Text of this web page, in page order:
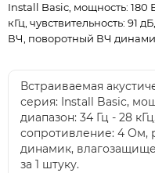
Install Basic, мощность: 180
кГц, чувствительность: 91
ВЧ, поворотный ВЧ
Встраиваемая
серия: Install Basic,
диапазон: 34 Гц - 28
сопротивление: 4 Ом,
динамик,
за 1 штуку.